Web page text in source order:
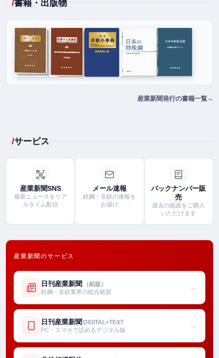
書籍・出版物
産業新聞発行の書籍一覧
サービス
産業新聞SNS
最新ニュースをリア
ルタイム配信
メール速報
鉄鋼・非鉄の速報を
お届け
バックナンバー販
売
過去の紙面をご購入
いただけます
産業新聞のサービス
日刊産業新聞 （紙版）
鉄鋼・非鉄業界の総合紙面
→
日刊産業新聞 DIGITAL+TEXT
PC・スマホで読めるデジタル版
→